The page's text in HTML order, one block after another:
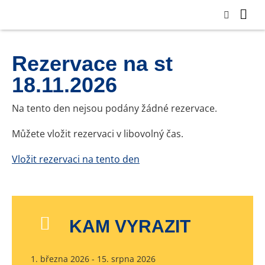
Rezervace na st
18.11.2026
Na tento den nejsou podány žádné rezervace.
Můžete vložit rezervaci v libovolný čas.
Vložit rezervaci na tento den
KAM VYRAZIT
1. března 2026 - 15. srpna 2026